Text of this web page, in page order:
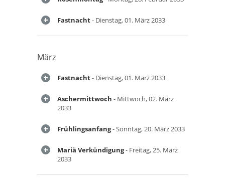
Fastnacht- Dienstag, 01. März 2033
März
Fastnacht- Dienstag, 01. März 2033
Aschermittwoch - Mittwoch, 02. März
2033
Frühlingsanfang- Sonntag, 20. März 2033
Mariä Verkündigung- Freitag, 25. März
2033